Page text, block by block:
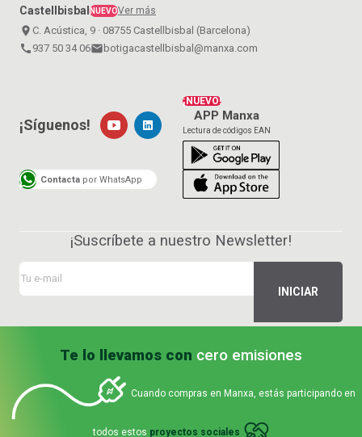
CastellbisbalNUEVOVer más
place C. Acústica, 9 · 08755 Castellbisbal (Barcelona)
call 937 50 34 06emailbotigacastellbisbal@manxa.com
¡NUEVO!
APP Manxa
Lectura de códigos EAN
¡Síguenos!
Contacta por WhatsApp
¡Suscríbete a nuestro Newsletter!
Te lo llevamos con cero emisiones
Cuando compras en Manxa, estás participando en
todos estos proyectos sociales